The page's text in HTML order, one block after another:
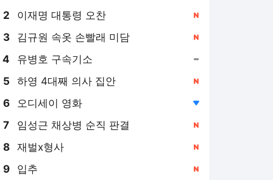
2 이재명 대통령 오찬
3 김규원 속옷 손빨래 미담
4 유병호 구속기소
5 하영 4대째 의사 집안
6 오디세이 영화
7 임성근 채상병 순직 판결
8 재벌x형사
9 입추